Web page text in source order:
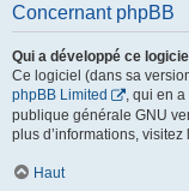
Concernant phpBB
Qui a développé ce
Ce logiciel (dans sa
phpBB Limited
, qui en
publique générale GNU
plus d’informations, visitez
Haut